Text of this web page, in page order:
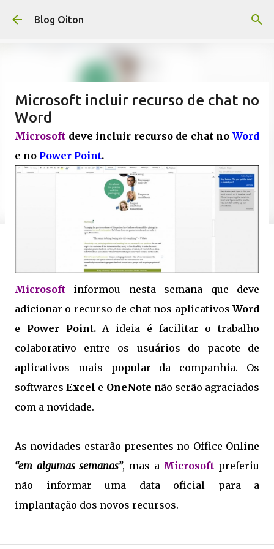
Pular para o conteúdo principal
Blog Oiton
Microsoft incluir recurso de chat no
Word
Microsoft deve incluir recurso de chat noWord
e no Power Point.
Microsoft informou nesta semana que deve
adicionar o recurso de chat nos aplicativos Word
e Power Point.A ideia é facilitar o trabalho
colaborativo entre os usuários do pacote de
aplicativos mais popular da companhia. Os
softwaresExcel e OneNote não serão agraciados
com a novidade.
As novidades estarão presentes no Office Online
“em algumas semanas”, mas a Microsoft preferiu
não informar uma data oficial para a
implantação dos novos recursos.